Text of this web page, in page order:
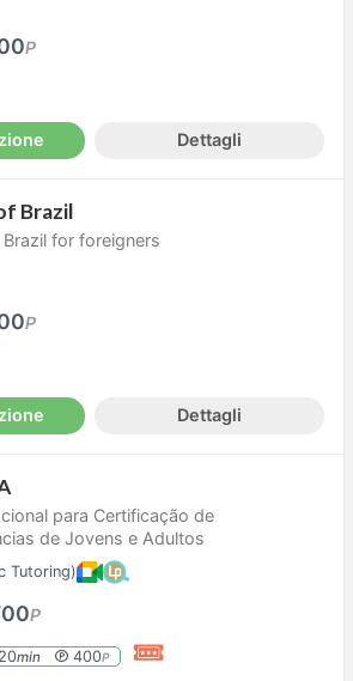
P
Dettagli
Brazil
for foreigners
P
Dettagli
para Certificação de
de Jovens e Adultos
Tutoring)
P
20min 400P